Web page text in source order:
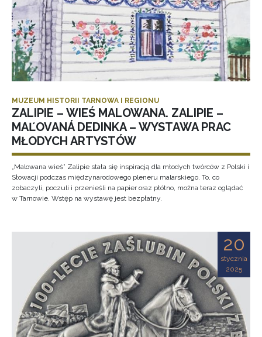
MUZEUM HISTORII TARNOWA I REGIONU
ZALIPIE – WIEŚ MALOWANA. ZALIPIE –
MAĽOVANÁ DEDINKA – WYSTAWA PRAC
MŁODYCH ARTYSTÓW
„Malowana wieś” Zalipie stała się inspiracją dla młodych twórców z Polski i
Słowacji podczas międzynarodowego pleneru malarskiego. To, co
zobaczyli, poczuli i przenieśli na papier oraz płótno, można teraz oglądać
w Tarnowie. Wstęp na wystawę jest bezpłatny.
20
stycznia
2025